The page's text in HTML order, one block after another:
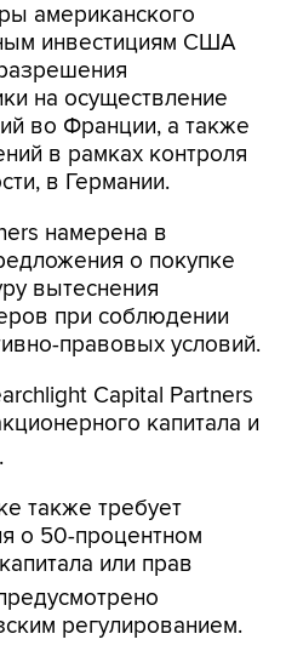
американского
инвестициям США
на осуществление
во Франции, а также
в рамках контроля
в Германии.
намерена в
о покупке
вытеснения
при соблюдении
правовых условий.
Capital Partners
капитала и
также требует
о 50-процентном
или прав
регулированием.